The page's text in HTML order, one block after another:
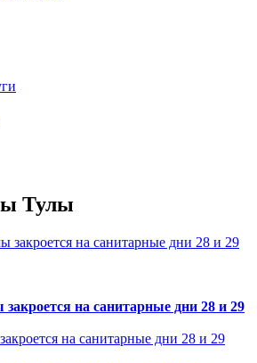
Тулы
на санитарные дни 28 и 29
на санитарные дни 28 и 29